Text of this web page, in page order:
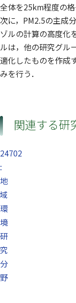
全体を25km程度の格
次に，PM2.5の主成
ゾルの計算の高度化
ルは，他の研究グル
適化したものを作成
みを行う．
関連する研
24702
:
地
域
環
境
研
究
分
野